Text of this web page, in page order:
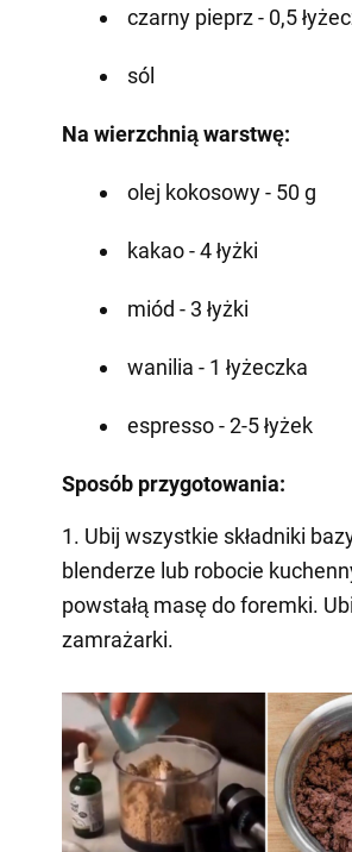
czarny pieprz - 0,5
sól
Na wierzchnią warstwę:
olej kokosowy - 50 g
kakao - 4 łyżki
miód - 3 łyżki
wanilia - 1 łyżeczka
espresso - 2-5 łyżek
Sposób przygotowania:
1. Ubij wszystkie składniki
blenderze lub robocie
powstałą masę do foremki.
zamrażarki.